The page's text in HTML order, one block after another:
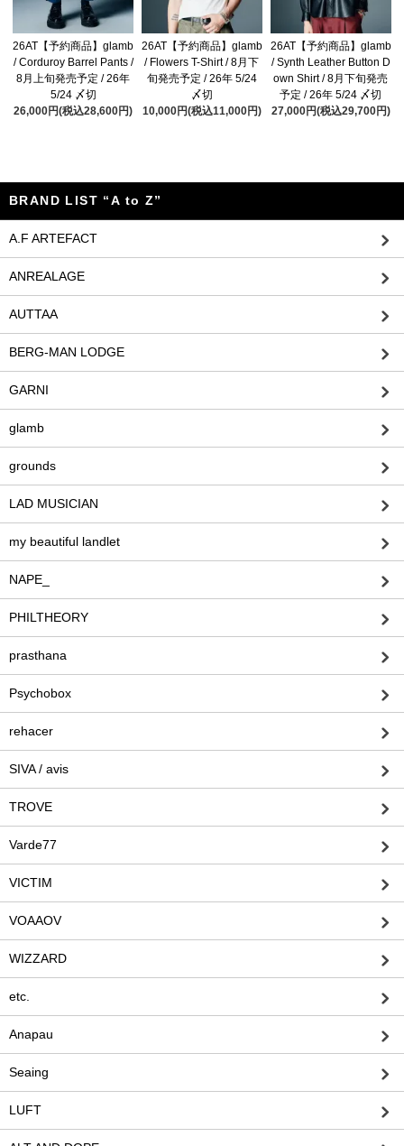
26AT【予約商品】glamb
/ Corduroy Barrel Pants /
8月上旬発売予定 / 26年
5/24 〆切
26,000円(税込28,600円)
26AT【予約商品】glamb
/ Flowers T-Shirt / 8月下
旬発売予定 / 26年 5/24
〆切
10,000円(税込11,000円)
26AT【予約商品】glamb
/ Synth Leather Button D
own Shirt / 8月下旬発売
予定 / 26年 5/24 〆切
27,000円(税込29,700円)
BRAND LIST “A to Z”
A.F ARTEFACT
ANREALAGE
AUTTAA
BERG-MAN LODGE
GARNI
glamb
grounds
LAD MUSICIAN
my beautiful landlet
NAPE_
PHILTHEORY
prasthana
Psychobox
rehacer
SIVA / avis
TROVE
Varde77
VICTIM
VOAAOV
WIZZARD
etc.
Anapau
Seaing
LUFT